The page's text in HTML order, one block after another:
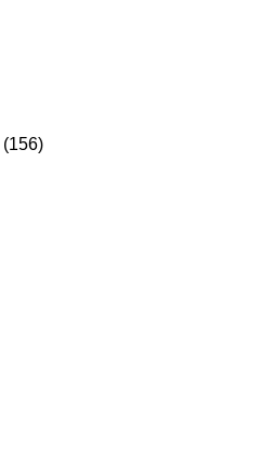
(156)